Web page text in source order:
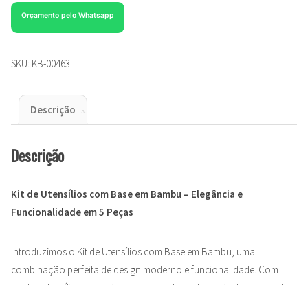
Orçamento pelo Whatsapp
SKU: KB-00463
Descrição
Descrição
Kit de Utensílios com Base em Bambu – Elegância e
Funcionalidade em 5 Peças
Introduzimos o Kit de Utensílios com Base em Bambu, uma
combinação perfeita de design moderno e funcionalidade. Com